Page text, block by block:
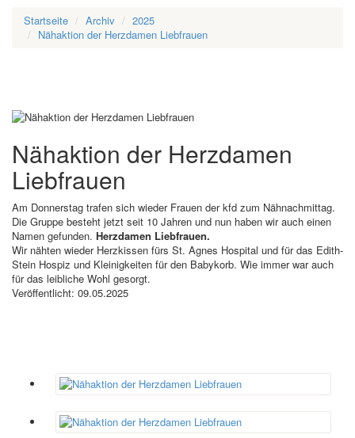
Startseite
Archiv
2025
Nähaktion der Herzdamen Liebfrauen
Nähaktion der Herzdamen
Liebfrauen
Am Donnerstag trafen sich wieder Frauen der kfd zum Nähnachmittag.
Die Gruppe besteht jetzt seit 10 Jahren und nun haben wir auch einen
Namen gefunden. Herzdamen Liebfrauen.
Wir nähten wieder Herzkissen fürs St. Agnes Hospital und für das Edith-
Stein Hospiz und Kleinigkeiten für den Babykorb. Wie immer war auch
für das leibliche Wohl gesorgt.
Veröffentlicht: 09.05.2025